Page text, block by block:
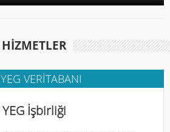
HIZMETLER
YEG VERITABANI
YEG İşbirliği